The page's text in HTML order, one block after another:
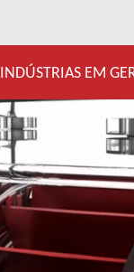
INDÚSTRIAS EM